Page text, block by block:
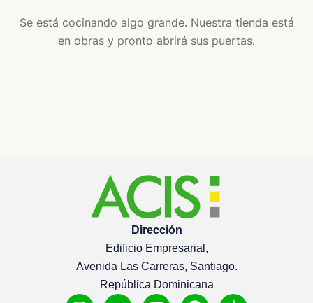
Se está cocinando algo grande. Nuestra tienda está
en obras y pronto abrirá sus puertas.
Dirección
Edificio Empresarial,
Avenida Las Carreras, Santiago.
República Dominicana